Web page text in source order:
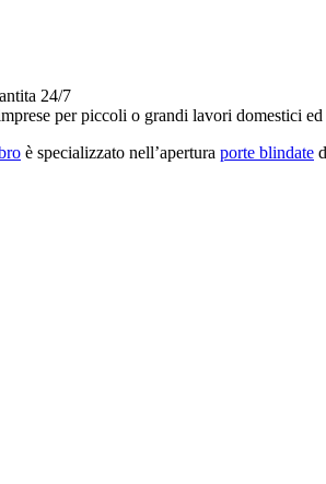
24/7
per piccoli o grandi lavori domestici ed
è specializzato nell’apertura porte blindate